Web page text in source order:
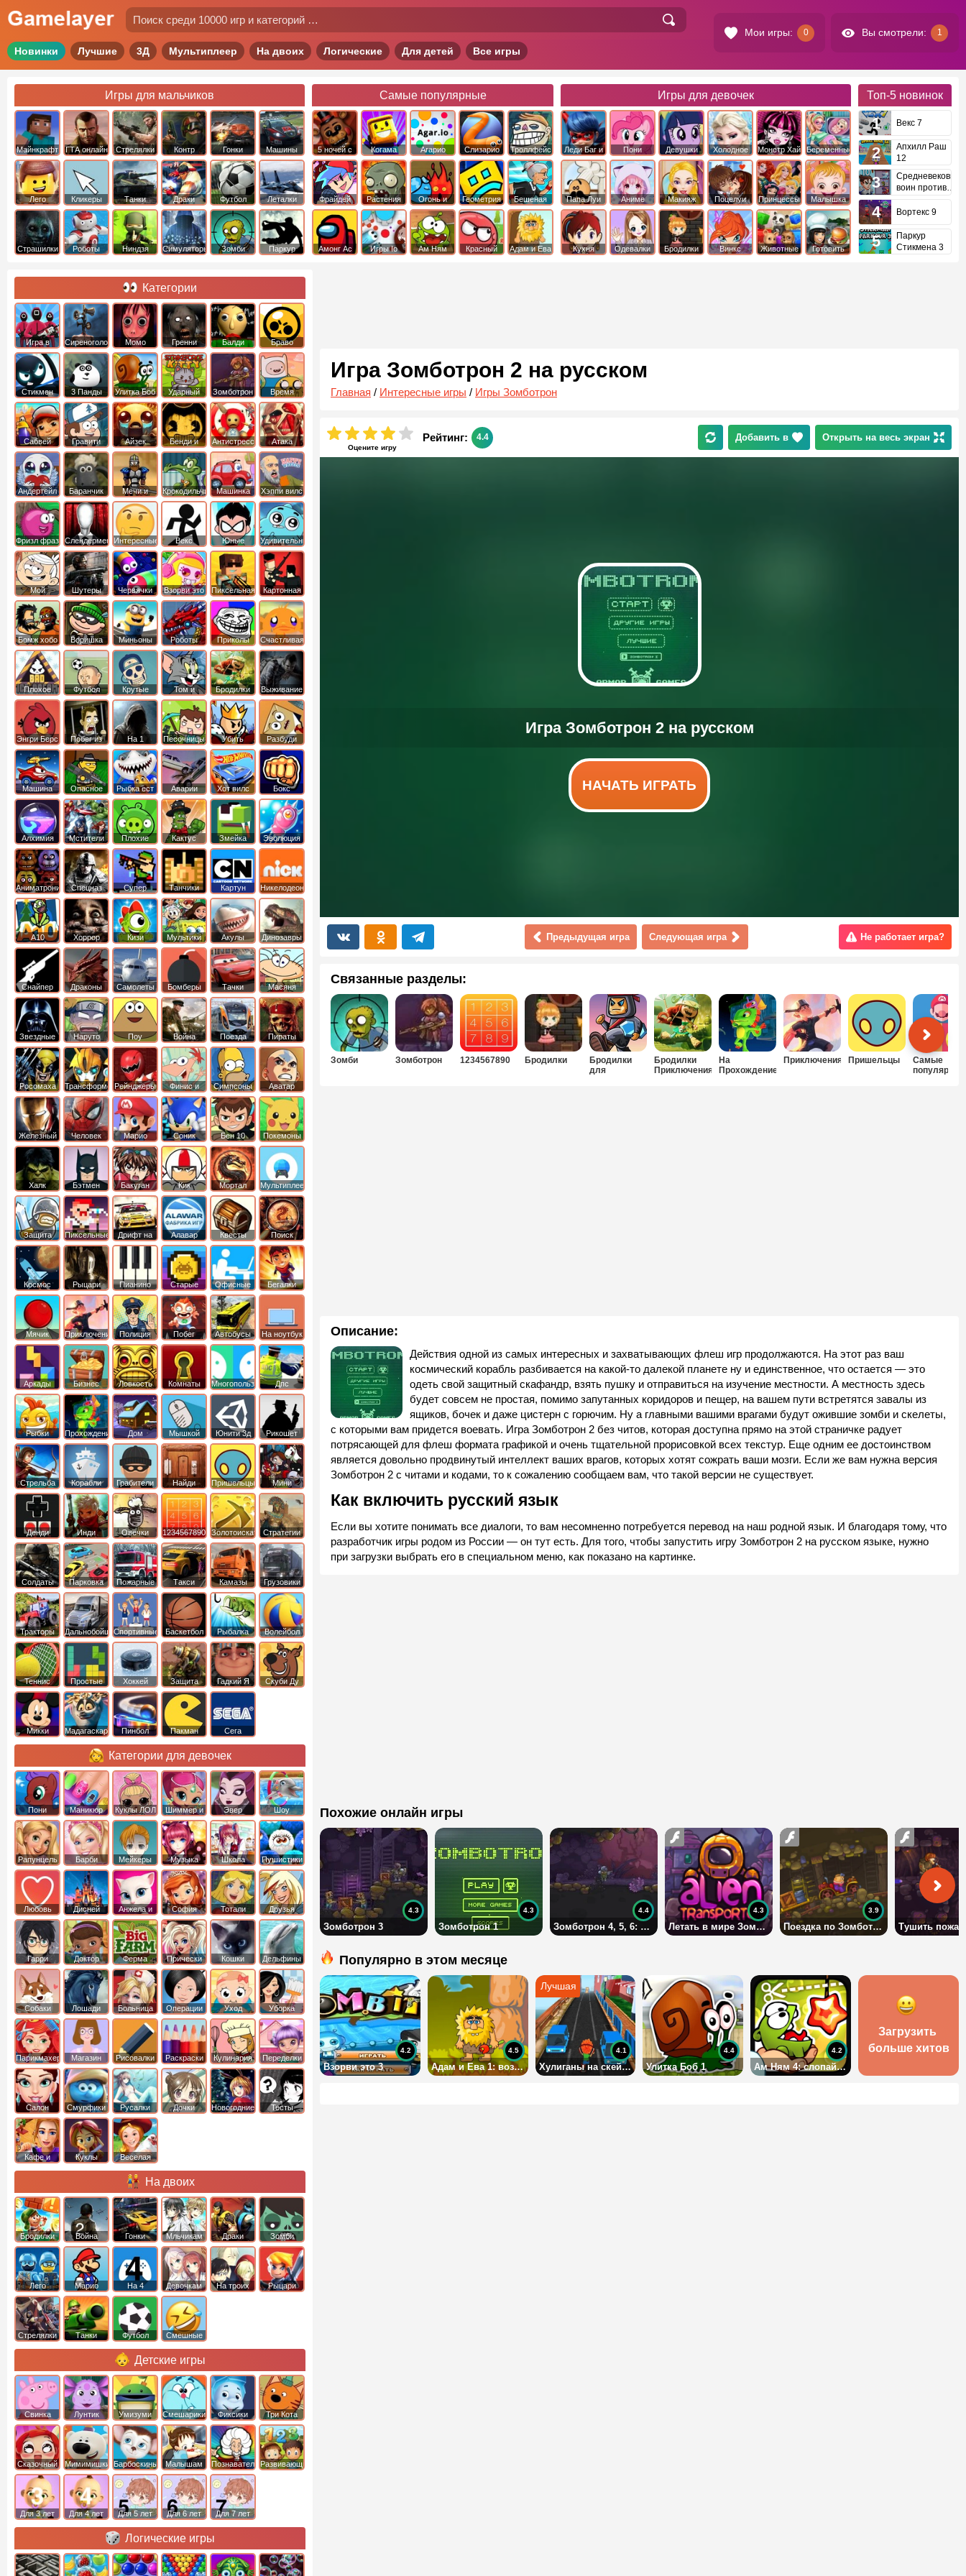
Мои игры: 0 Вы смотрели: 1
Новинки Лучшие 3Д Мультиплеер На двоих Логические Для детей Все игры
Игры для мальчиков
Майнкрафт ГТА онлайн Стрелялки
Контр
Страйк
Гонки Машины
Лего Кликеры Танки Драки Футбол Леталки
Страшилки Роботы Ниндзя Симуляторы Зомби Паркур
Самые популярные
5 ночей с
фредди
Когама Агарио Слизарио
Троллфейс
квест
Фрайдей
Найт
Фанкин
Растения
против
Зомби
Огонь и
Вода
Геометрия
Даш
Бешеная
бабка
сбежала из
психушки
Амонг Ас Игры Io Ам Ням
Красный
Адам и Ева
Игры для девочек
Леди Баг и
Супер Кот
Пони
Дружба это
Девушки
Эквестрии
Холодное
Сердце
Монстр Хай Беременные
Папа Луи Аниме Макияж Поцелуи
Принцессы
Диснея
Малышка
Хейзел
Кухня
Одевалки Бродилки Винкс Животные
Готовить
Топ-5 новинок
Векс 7
Апхилл Раш
12
Средневековый
воин против
Вортекс 9
Паркур
Стикмена 3
Игра Зомботрон 2 на русском
Главная / Интересные игры / Игры Зомботрон
Оцените игру
Рейтинг: 4.4 Добавить в Открыть на весь экран
НАЧАТЬ ИГРАТЬ
Предыдущая игра Следующая игра Не работает игра?
Связанные разделы:
Зомби Зомботрон 1234567890 Бродилки
Бродилки
для
Бродилки
Приключения
На
Прохождение
Приключения Пришельцы
Самые
популярные
Описание:
Действия одной из самых интересных и захватывающих флеш игр продолжаются. На этот раз ваш
космический корабль разбивается на какой-то далекой планете ну и единственное, что остается — это
одеть свой защитный скафандр, взять пушку и отправиться на изучение местности. А местность здесь
будет совсем не простая, помимо запутанных коридоров и пещер, на вашем пути встретятся завалы из
ящиков, бочек и даже цистерн с горючим. Ну а главными вашими врагами будут ожившие зомби и скелеты,
с которыми вам придется воевать. Игра Зомботрон 2 без читов, которая доступна прямо на этой страничке радует
потрясающей для флеш формата графикой и очень тщательной прорисовкой всех текстур. Еще одним ее достоинством
является довольно продвинутый интеллект ваших врагов, которых хотят сожрать ваши мозги. Если же вам нужна версия
Зомботрон 2 с читами и кодами, то к сожалению сообщаем вам, что такой версии не существует.
Как включить русский язык
Если вы хотите понимать все диалоги, то вам несомненно потребуется перевод на наш родной язык. И благодаря тому, что
разработчик игры родом из России — он тут есть. Для того, чтобы запустить игру Зомботрон 2 на русском языке, нужно
при загрузки выбрать его в специальном меню, как показано на картинке.
Похожие онлайн игры
Зомботрон 3
4.3
Зомботрон 1
4.3
Зомботрон 4, 5, 6: дата выхода
4.4
Летать в мире Зомботрона
4.3
Поездка по Зомботрону
3.9
Популярно в этом месяце
Взорви это 3
4.2
Адам и Ева 1: возвращение домой
4.5
Хулиганы на скейтах
4.1
Улитка Боб 1
4.4
Ам Ням 4: слопай леденец
4.2
Загрузить
больше хитов
Категории
Игра в
Кальмара
Сиреноголовый Момо Гренни Балди
Браво
Старс
Стикмен 3 Панды Улитка Боб
Ударный
отряд котят
Зомботрон
Время
Приключений
Сабвей
Серф
Гравити
Фолз
Айзек
Бенди и
Чернильная
машина
Антистресс
Атака
Титанов
Андертейл
Баранчик
Шон
Мечи и
Сандали
Крокодильчик
Свомпи
Машинка
Вилли
Хэппи вилс
Фризл фраз Слендермен Интересные Векс
Юные
титаны
вперед
Удивительный
мир
Гамбола
Мой
шумный
дом
Шутеры Червячки Взорви это
Пиксельная
война
Картонная
башка
Бомж хобо
Воришка
боб
Миньоны
Роботы
динозавры
Приколы
Счастливая
обезьянка
Плохое
мороженое
Футбол
головами
Крутые
Том и
джерри
Бродилки
Приключения
Выживание
Энгри Берс
Побег из
тюрьмы
На 1 Песочницы
Убить
короля
Разбуди
коробку
Машина
ест
машину
Опасное
оружие
Рыбка ест
рыбку
Аварии
машин
Хот вилс Бокс
Алхимия Мстители
Плохие
свинки
Кактус
маккой
Змейка Эволюция
Аниматроники Спецназ
Супер
бойцы
Танчики
Картун
нетворк
Никелодеон
А10 Хоррор Кизи Мультики Акулы Динозавры
Снайпер Драконы Самолеты Бомберы Тачки Масяня
Звездные
войны
Наруто Поу Война Поезда
Пираты
Карибского
Моря
Росомаха ТрансформерыРейнджеры
Самураи
Финис и
Ферб
Симпсоны
Аватар
легенда об
Аанге
Железный
человек
Человек
Паук
Марио Соник Бен 10 Покемоны
Халк Бэтмен Бакуган
Кик
Бутовский
Мортал
комбат
Мультиплеер
Защита
королевства
Пиксельные
Дрифт на
машинах
Алавар Квесты
Поиск
предметов
Космос Рыцари Пианино Старые Офисные Бегалки
Мячик Приключения Полиция Побег Автобусы На ноутбук
Аркады
Бизнес
симуляторы
Ловкость Комнаты Многопользовательские
Дпс
Рыбки Прохождение Дом Мышкой Юнити 3д Рикошет
Cтрельба
из лука
Корабли Грабители
Найди
выход
Пришельцы Мини
Денди Инди
Овечки
идут домой
1234567890 ЗолотоискательСтратегии
Солдаты
Парковка
машин
Пожарные
машины
Такси Камазы Грузовики
Тракторы ДальнобойщикиСпортивные Баскетбол Рыбалка Волейбол
Теннис Простые Хоккей
Защита
башни
Гадкий Я Скуби Ду
Микки
Мадагаскар Пинбол Пакман Сега
Категории для девочек
Пони
креатор
Маникюр Куклы ЛОЛ
Шиммер и
Шайн
Эвер
Афтер Хай
Шоу
дельфинов
Рапунцель Барби Мейкеры Музыка Школа Пушистики
Любовь Дисней
Анжела и
том
София
Прекрасная
Тотали
Спайс
Друзья
ангелов
Гарри
Поттер
Доктор
Плюшева
Ферма Прически Кошки Дельфины
Собаки Лошади Больница Операции Уход Уборка
Парикмахер Магазин Рисовалки Раскраски Кулинария Переделки
Салон Смурфики Русалки Дочки Новогодние Тесты
Кафе и
Куклы
Веселая
На двоих
Бродилки Война Гонки Мльчикам Драки Зомби
Лего Марио На 4 Девочкам На троих Рыцари
Стрелялки Танки Футбол Смешные
Детские игры
Свинка
Пеппа
Лунтик Умизуми Смешарики Фиксики Три Кота
Сказочный
патруль
Мимимишки Барбоскины Малышам ПознавательныеРазвивающие
Для 3 лет Для 4 лет Для 5 лет Для 6 лет Для 7 лет
Логические игры